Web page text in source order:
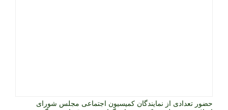
حضور تعدادی از نمایندگان کمیسیون اجتماعی مجلس شورای